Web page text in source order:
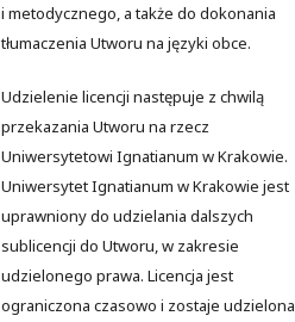
i metodycznego, a także do dokonania
tłumaczenia Utworu na języki obce.
Udzielenie licencji następuje z chwilą
przekazania Utworu na rzecz
Uniwersytetowi Ignatianum w Krakowie.
Uniwersytet Ignatianum w Krakowie jest
uprawniony do udzielania dalszych
sublicencji do Utworu, w zakresie
udzielonego prawa. Licencja jest
ograniczona czasowo i zostaje udzielona